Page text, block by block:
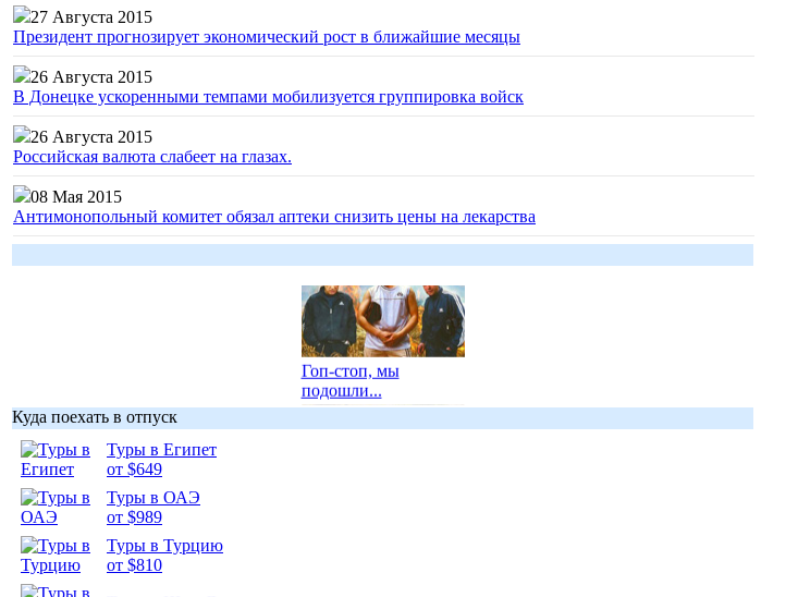
27 Августа 2015
Президент прогнозирует экономический рост в ближайшие месяцы
26 Августа 2015
В Донецке ускоренными темпами мобилизуется группировка войск
26 Августа 2015
Российская валюта слабеет на глазах.
08 Мая 2015
Антимонопольный комитет обязал аптеки снизить цены на лекарства
Гоп-стоп, мы
подошли...
Куда поехать в отпуск
Туры в Египет
от $649
Туры в ОАЭ
от $989
Туры в Турцию
от $810